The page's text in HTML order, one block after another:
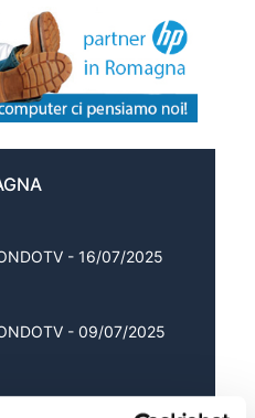
- 16/07/2025
- 09/07/2025